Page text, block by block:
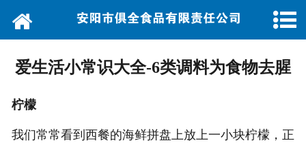
网站首页
爱生活小常识大全-6类调料为食物去腥
柠檬
我们常常看到西餐的海鲜拼盘上放上一小块柠檬，正